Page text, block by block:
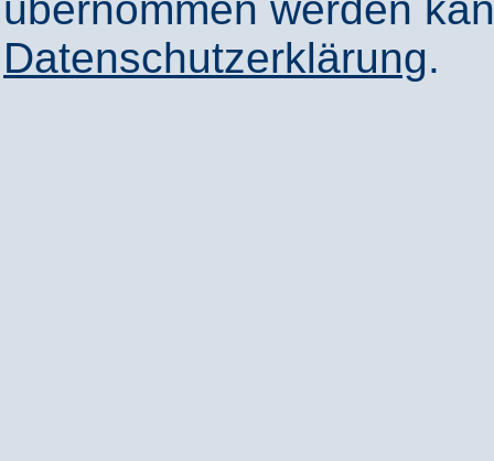
Datenschutzerklärung.